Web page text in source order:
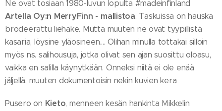
Ne ovat tosiaan 1980-luvun lopulta #madeinfinland
Artella Oy:n MerryFinn - mallistoa. Taskuissa on hauska
brodeerattu liehake. Mutta muuten ne ovat tyypillistä
kasaria, löysine yläosineen.... Olihan minulla tottakai silloin
myös ns. salihousuja, jotka olivat sen ajan suosittu oloasu,
vaikka en salilla käynytkään. Onneksi niitä ei ole enää
jäljellä, muuten dokumentoisin nekin kuvien kera 😂
Pusero on Kieto, menneen kesän hankinta Mikkelin